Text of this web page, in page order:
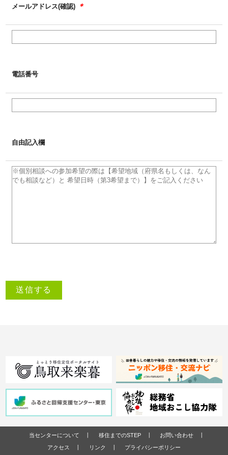
メールアドレス(確認) ＊
電話番号
自由記入欄
当センターについて 移住までのSTEP
お問い合わせ
アクセス
リンク プライバシーポリシー